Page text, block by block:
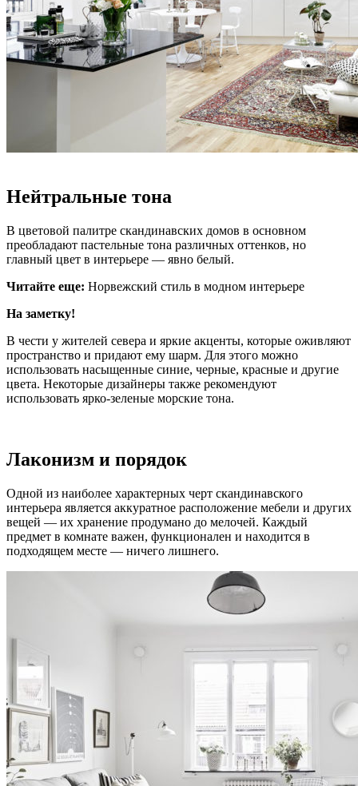
Нейтральные тона
В цветовой палитре скандинавских домов в основном
преобладают пастельные тона различных оттенков, но
главный цвет в интерьере — явно белый.
Читайте еще: Норвежский стиль в модном интерьере
На заметку!
В чести у жителей севера и яркие акценты, которые оживляют
пространство и придают ему шарм. Для этого можно
использовать насыщенные синие, черные, красные и другие
цвета. Некоторые дизайнеры также рекомендуют
использовать ярко-зеленые морские тона.
Лаконизм и порядок
Одной из наиболее характерных черт скандинавского
интерьера является аккуратное расположение мебели и других
вещей — их хранение продумано до мелочей. Каждый
предмет в комнате важен, функционален и находится в
подходящем месте — ничего лишнего.